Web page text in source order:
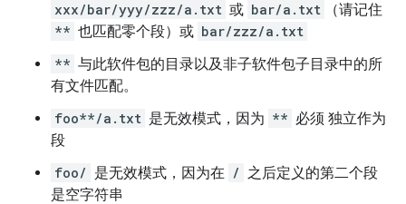
xxx/bar/yyy/zzz/a.txt 或 bar/a.txt
（请记住
** 也匹配零个段）或 bar/zzz/a.txt
** 与此软件包的目录以及非子软件包子目录中的所
有文件匹配。
foo**/a.txt 是无效模式，因为 ** 必须 独立作为
段
foo/ 是无效模式，因为在 / 之后定义的第二个段
是空字符串